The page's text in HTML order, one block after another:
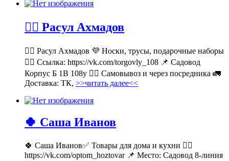
💁‍♂ Расул Ахмадов
💁‍♂ Расул Ахмадов 💜 Носки, трусы, подарочные наборы
👉🏻 Ссылка: https://vk.com/torgovly_108 📌 Садовод
Корпус Б 1В 108у 🚶‍♂ Самовывоз и через посредника 🚛
Доставка: ТК, >>читать далее<<
🍀 Саша Иванов
🍀 Саша Иванов✅ Товары для дома и кухни 👉🏻
https://vk.com/optom_hoztovar 📌 Место: Садовод 8-линия